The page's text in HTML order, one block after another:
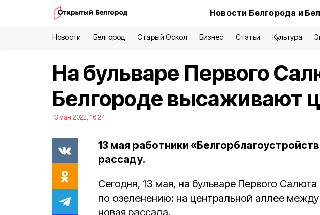
Новости Белгорода и
Новости Белгород Старый Оскол Бизнес Статьи Культура
На бульваре Первого
Белгороде высаживают
13 мая 2022, 16:24
13 мая работники
рассаду.
Сегодня, 13 мая, на бульваре Первого Салюта
по озеленению: на центральной аллее между
новая рассада.